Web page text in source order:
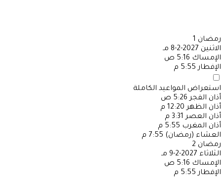
رمضان 1
الاثنين 2027-2-8 مـ
الإمساك 5:16 ص
الإفطار 5:55 م
استعراض المواعيد الكاملة
أذان الفجر 5:26 ص
أذان الظهر 12:20 م
أذان العصر 3:31 م
أذان المغرب 5:55 م
العشاء (رمضان) 7:55 م
رمضان 2
الثلاثاء 2027-2-9 مـ
الإمساك 5:16 ص
الإفطار 5:55 م